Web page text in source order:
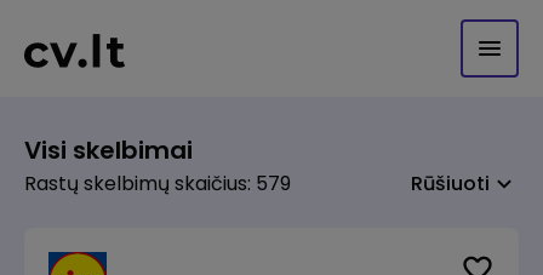
Visi skelbimai
Rastų skelbimų skaičius: 579 Rūšiuoti